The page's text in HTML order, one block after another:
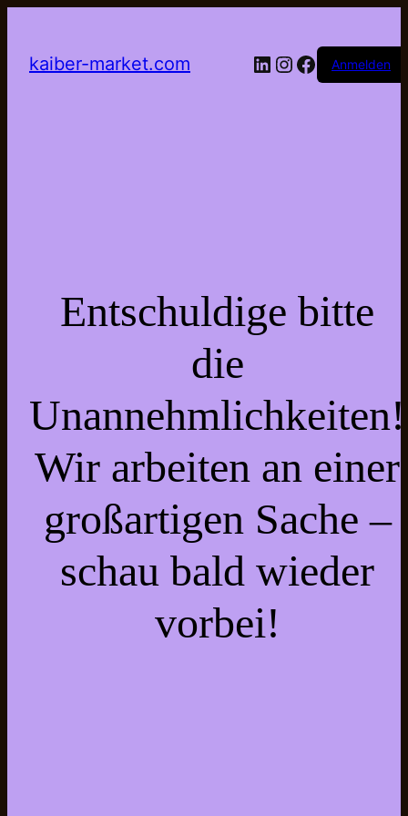
kaiber-market.com LinkedIn
Instagram
Facebook
Anmelden
Entschuldige bitte
die
Unannehmlichkeiten!
Wir arbeiten an einer
großartigen Sache –
schau bald wieder
vorbei!